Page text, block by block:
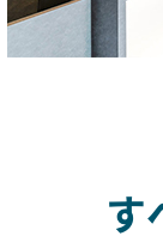
す